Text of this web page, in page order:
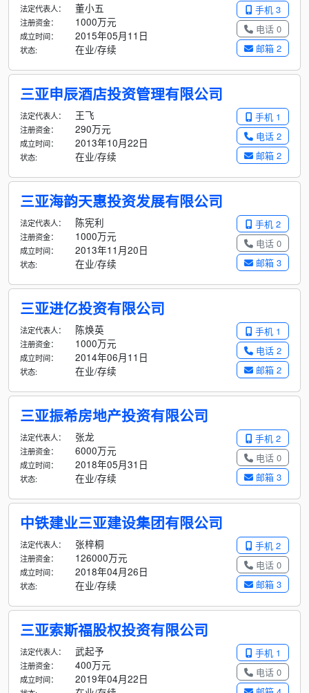
手机 3
电话 0
邮箱 2
法定代表人： 董小五
注册资金： 1000万元
成立时间： 2015年05月11日
状态: 在业/存续
三亚申辰酒店投资管理有限公司
手机 1
电话 2
邮箱 2
法定代表人： 王飞
注册资金： 290万元
成立时间： 2013年10月22日
状态: 在业/存续
三亚海韵天惠投资发展有限公司
手机 2
电话 0
邮箱 3
法定代表人： 陈宪利
注册资金： 1000万元
成立时间： 2013年11月20日
状态: 在业/存续
三亚进亿投资有限公司
手机 1
电话 2
邮箱 2
法定代表人： 陈焕英
注册资金： 1000万元
成立时间： 2014年06月11日
状态: 在业/存续
三亚振希房地产投资有限公司
手机 2
电话 0
邮箱 3
法定代表人： 张龙
注册资金： 6000万元
成立时间： 2018年05月31日
状态: 在业/存续
中铁建业三亚建设集团有限公司
手机 2
电话 0
邮箱 3
法定代表人： 张梓桐
注册资金： 126000万元
成立时间： 2018年04月26日
状态: 在业/存续
三亚索斯福股权投资有限公司
手机 1
电话 0
法定代表人： 武起予
注册资金： 400万元
成立时间： 2019年04月22日